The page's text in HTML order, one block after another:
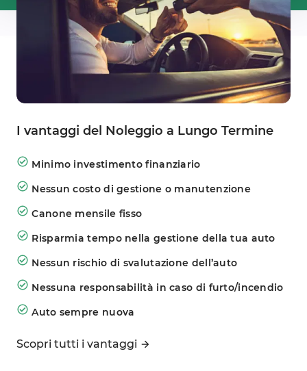
I vantaggi del Noleggio a Lungo Termine
Minimo investimento finanziario
Nessun costo di gestione o manutenzione
Canone mensile fisso
Risparmia tempo nella gestione della tua auto
Nessun rischio di svalutazione dell’auto
Nessuna responsabilità in caso di furto/incendio
Auto sempre nuova
Scopri tutti i vantaggi